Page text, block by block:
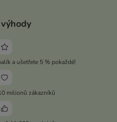
a ušetřete 5 % pokaždé!
milionů zákazníků